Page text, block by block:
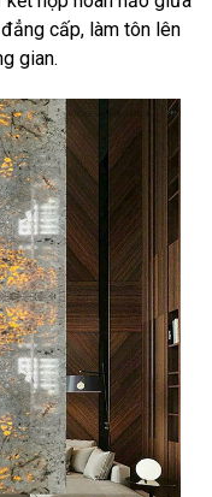
cấp, làm tôn lên
gian.